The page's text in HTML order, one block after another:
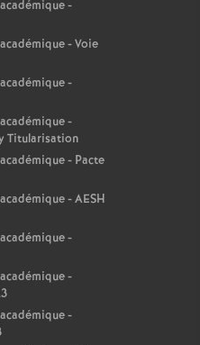
-
- Voie
-
-
Titularisation
- Pacte
- AESH
-
-
-